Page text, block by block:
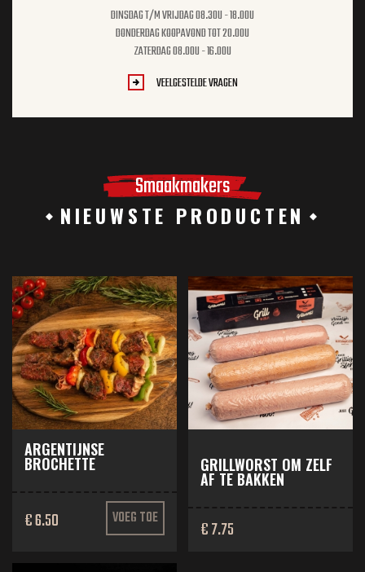
DINSDAG T/M VRIJDAG 08.30U - 18.00U
DONDERDAG KOOPAVOND TOT 20.00U
ZATERDAG 08.00U - 16.00U
VEELGESTELDE VRAGEN
Smaakmakers
NIEUWSTE PRODUCTEN
ARGENTIJNSE
BROCHETTE
€ 6.50 VOEG TOE
GRILLWORST OM ZELF
AF TE BAKKEN
€ 7.75